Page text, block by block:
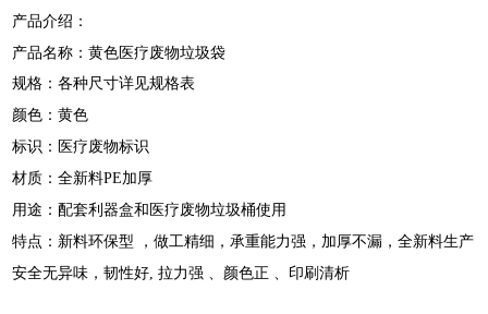
产品介绍：
产品名称：黄色医疗废物垃圾袋
规格：各种尺寸详见规格表
颜色：黄色
标识：医疗废物标识
材质：全新料PE加厚
用途：配套利器盒和医疗废物垃圾桶使用
特点：新料环保型 ，做工精细，承重能力强，加厚不漏，全新料生产
安全无异味，韧性好, 拉力强 、颜色正 、印刷清析